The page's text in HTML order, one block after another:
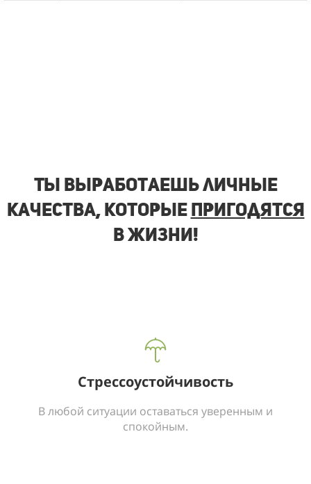
Ты выработаешь личные
качества, которыепригодятся
в жизни!
Стрессоустойчивость
В любой ситуации оставаться уверенным и
спокойным.